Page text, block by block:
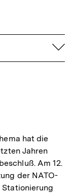
hat die
Jahren
Am 12.
der NATO-